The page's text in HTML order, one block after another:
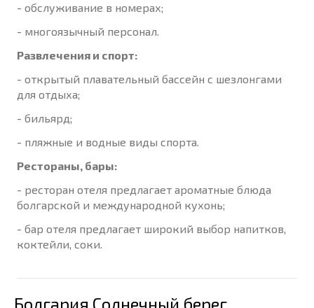
- обслуживание в номерах;
- многоязычный персонал.
Развлечения и спорт:
- открытый плавательный бассейн с шезлонгами
для отдыха;
- бильярд;
- пляжные и водные виды спорта.
Рестораны, бары:
- ресторан отеля предлагает ароматные блюда
болгарской и международной кухонь;
- бар отеля предлагает широкий выбор напитков,
коктейли, соки.
Болгария Солнечный берег